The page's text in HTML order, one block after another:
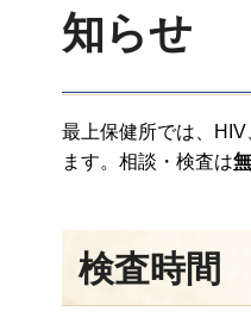
知らせ
最上保健所では、
ます。相談・検査は
検査時間